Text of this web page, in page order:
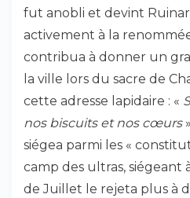
fut anobli et devint
activement à la
contribua à donner un
la ville lors du sacre de
cette adresse lapidaire : «
nos biscuits et nos cœurs
siégea parmi les «
camp des ultras, siégeant
de Juillet le rejeta plus à